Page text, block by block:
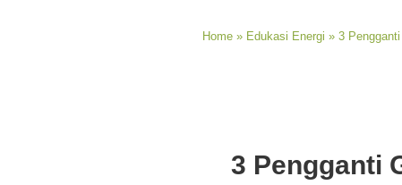
Home » Edukasi Energi » 3
3 Pengganti